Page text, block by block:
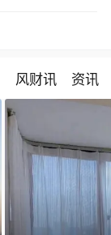
风财讯 资讯